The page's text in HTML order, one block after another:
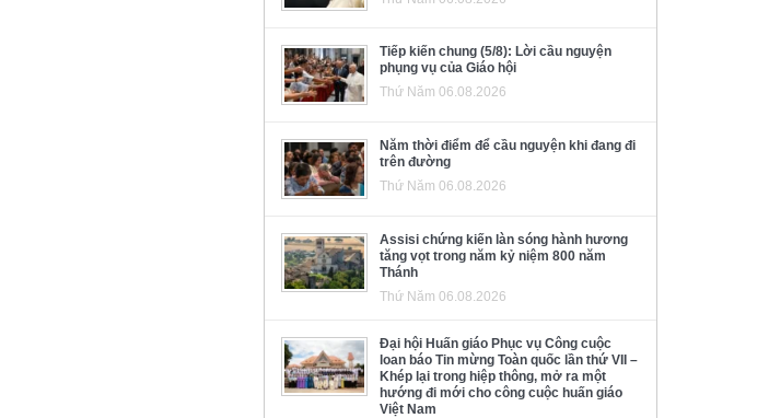
Tiếp kiến chung (5/8): Lời cầu nguyện
phụng vụ của Giáo hội
Thứ Năm 06.08.2026
Năm thời điểm để cầu nguyện khi đang đi
trên đường
Thứ Năm 06.08.2026
Assisi chứng kiến làn sóng hành hương
tăng vọt trong năm kỷ niệm 800 năm
Thánh
Thứ Năm 06.08.2026
Đại hội Huấn giáo Phục vụ Công cuộc
loan báo Tin mừng Toàn quốc lần thứ VII –
Khép lại trong hiệp thông, mở ra một
hướng đi mới cho công cuộc huấn giáo
Việt Nam